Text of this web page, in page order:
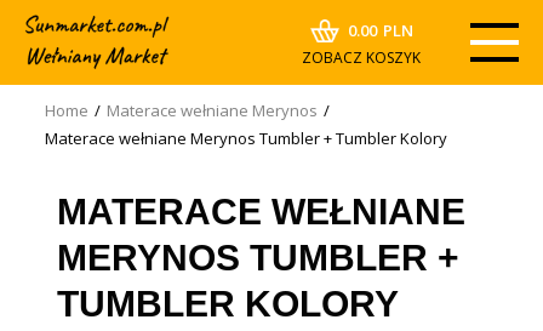
0.00 PLN
ZOBACZ KOSZYK
Home / Materace wełniane Merynos /
Materace wełniane Merynos Tumbler + Tumbler Kolory
MATERACE WEŁNIANE
MERYNOS TUMBLER +
TUMBLER KOLORY